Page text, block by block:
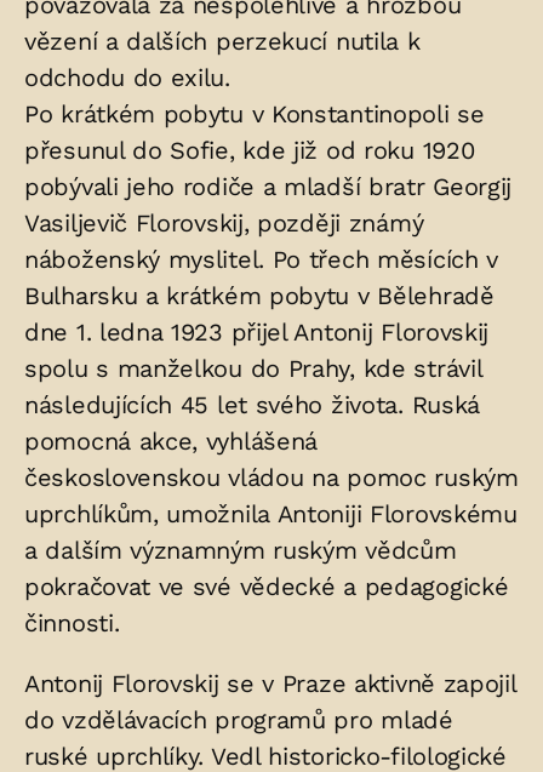
vězení a dalších perzekucí nutila k
odchodu do exilu.
Po krátkém pobytu v Konstantinopoli se
přesunul do Sofie, kde již od roku 1920
pobývali jeho rodiče a mladší bratr Georgij
Vasiljevič Florovskij, později známý
náboženský myslitel. Po třech měsících v
Bulharsku a krátkém pobytu v Bělehradě
dne 1. ledna 1923 přijel Antonij Florovskij
spolu s manželkou do Prahy, kde strávil
následujících 45 let svého života. Ruská
pomocná akce, vyhlášená
československou vládou na pomoc ruským
uprchlíkům, umožnila Antoniji Florovskému
a dalším významným ruským vědcům
pokračovat ve své vědecké a pedagogické
činnosti.
Antonij Florovskij se v Praze aktivně zapojil
do vzdělávacích programů pro mladé
ruské uprchlíky. Vedl historicko-filologické